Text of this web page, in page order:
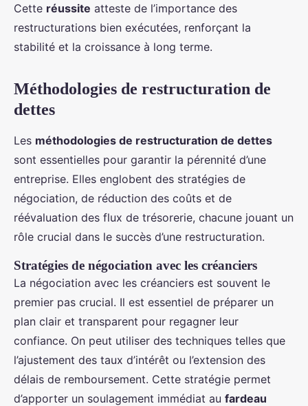
Cette réussite atteste de l’importance des
restructurations bien exécutées, renforçant la
stabilité et la croissance à long terme.
Méthodologies de restructuration de
dettes
Les méthodologies de restructuration de dettes
sont essentielles pour garantir la pérennité d’une
entreprise. Elles englobent des stratégies de
négociation, de réduction des coûts et de
réévaluation des flux de trésorerie, chacune jouant un
rôle crucial dans le succès d’une restructuration.
Stratégies de négociation avec les créanciers
La négociation avec les créanciers est souvent le
premier pas crucial. Il est essentiel de préparer un
plan clair et transparent pour regagner leur
confiance. On peut utiliser des techniques telles que
l’ajustement des taux d’intérêt ou l’extension des
délais de remboursement. Cette stratégie permet
d’apporter un soulagement immédiat au fardeau